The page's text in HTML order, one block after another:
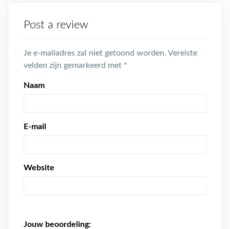
Post a review
Je e-mailadres zal niet getoond worden. Vereiste
velden zijn gemarkeerd met *
Naam
E-mail
Website
Jouw beoordeling: